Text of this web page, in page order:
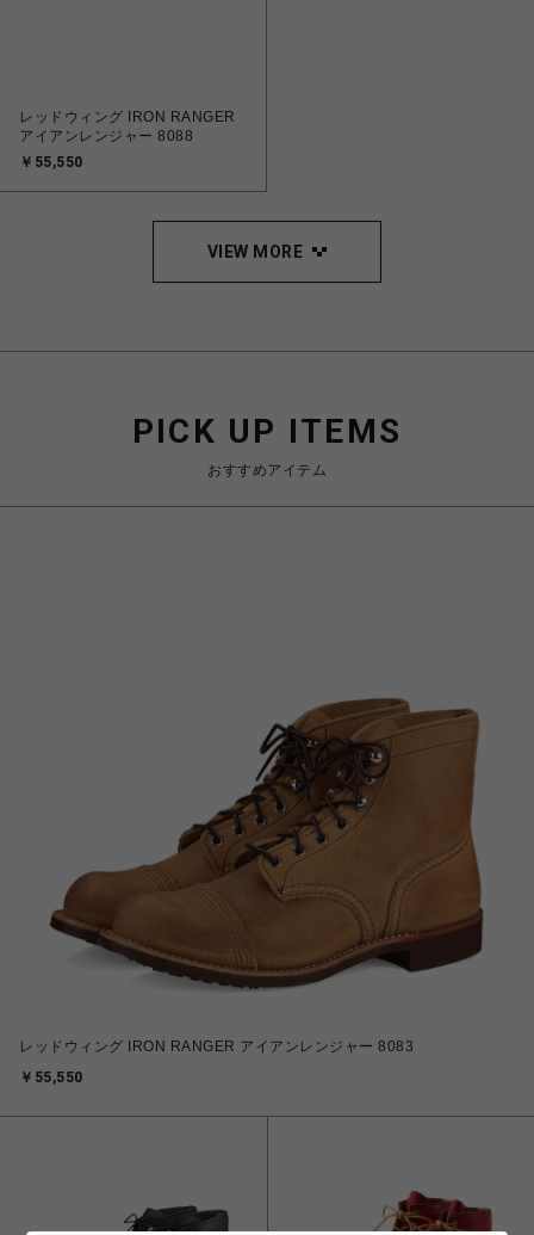
レッドウィング IRON RANGER
アイアンレンジャー 8088
￥55,550
VIEW MORE
PICK UP ITEMS
おすすめアイテム
レッドウィング IRON RANGER アイアンレンジャー 8083
￥55,550